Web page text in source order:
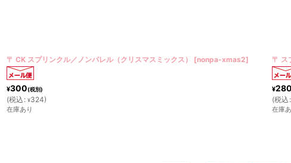
〒 スプリンクル／ジミー（オレンジ）20g [78-530O-20 ]
¥280(税別)
(税込 : ¥302)
在庫あり
〒 ス
¥280
(税込 :
在庫